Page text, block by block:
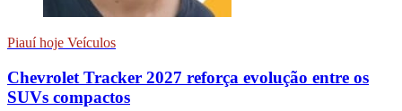
Piauí hoje Veículos
Chevrolet Tracker 2027 reforça evolução entre os
SUVs compactos